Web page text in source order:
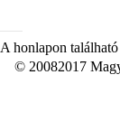
A honlapon
© 20082017